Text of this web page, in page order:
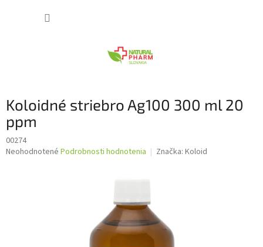
Koloidné striebro Ag100 300 ml 20
ppm
00274
Priemerné
Neohodnotené Podrobnosti hodnotenia Značka: Koloid